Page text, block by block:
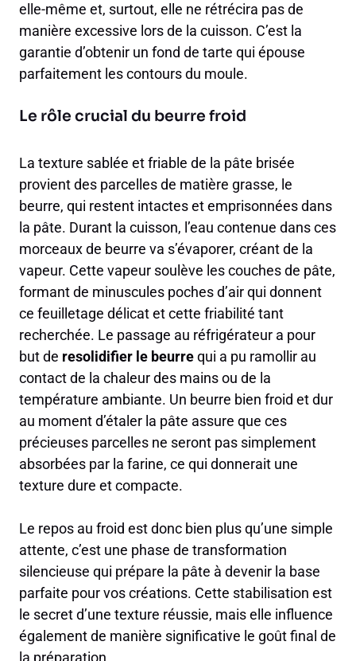
elle-même et, surtout, elle ne rétrécira pas de
manière excessive lors de la cuisson. C’est la
garantie d’obtenir un fond de tarte qui épouse
parfaitement les contours du moule.
Le rôle crucial du beurre froid
La texture sablée et friable de la pâte brisée
provient des parcelles de matière grasse, le
beurre, qui restent intactes et emprisonnées dans
la pâte. Durant la cuisson, l’eau contenue dans ces
morceaux de beurre va s’évaporer, créant de la
vapeur. Cette vapeur soulève les couches de pâte,
formant de minuscules poches d’air qui donnent
ce feuilletage délicat et cette friabilité tant
recherchée. Le passage au réfrigérateur a pour
but de resolidifier le beurrequi a pu ramollir au
contact de la chaleur des mains ou de la
température ambiante. Un beurre bien froid et dur
au moment d’étaler la pâte assure que ces
précieuses parcelles ne seront pas simplement
absorbées par la farine, ce qui donnerait une
texture dure et compacte.
Le repos au froid est donc bien plus qu’une simple
attente, c’est une phase de transformation
silencieuse qui prépare la pâte à devenir la base
parfaite pour vos créations. Cette stabilisation est
le secret d’une texture réussie, mais elle influence
également de manière significative le goût final de
la préparation.